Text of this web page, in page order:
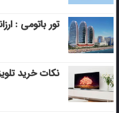
تور باتومی :
نکات خرید